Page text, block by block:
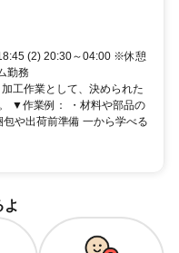
(2) 20:30～04:00 ※休憩
勤務
工作業として、決められた
▼作業例： ・材料や部品の
や出荷前準備 一から学べる